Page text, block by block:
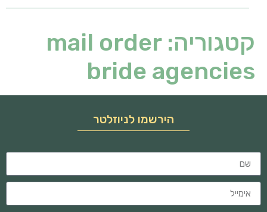
קטגוריה:mail order
bride agencies
הירשמו לניוזלטר